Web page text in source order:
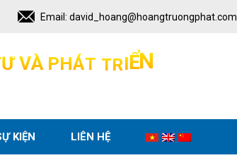
Email: david_hoang@hoangtruongphat.com
Ư VÀ PHÁT TRIỂN
KIỆN LIÊN HỆ